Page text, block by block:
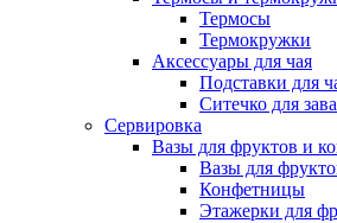
Термосы
Термокружки
Аксессуары для чая
Подставки для
Ситечко для
Сервировка
Вазы для фруктов и
Вазы для
Конфетницы
Этажерки для